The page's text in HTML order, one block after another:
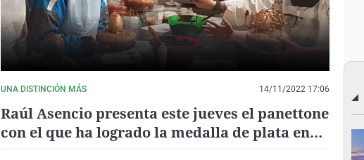
UNA DISTINCIÓN MÁS 14/11/2022 17:06
Raúl Asencio presenta este jueves el panettone
con el que ha logrado la medalla de plata en